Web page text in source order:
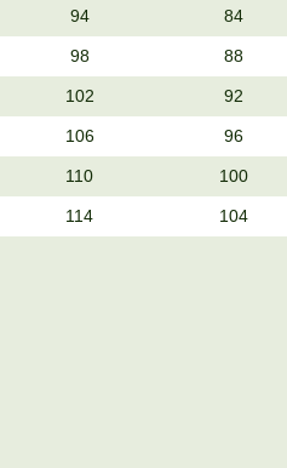
94 84
98 88
102 92
106 96
110 100
114 104